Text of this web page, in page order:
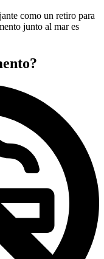
como un retiro para
junto al mar es